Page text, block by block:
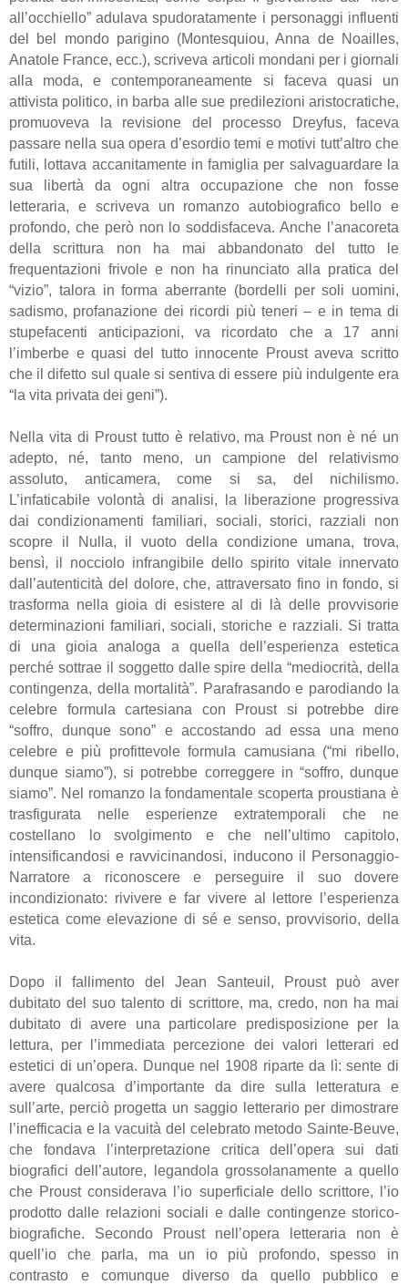
all’occhiello” adulava spudoratamente i personaggi influenti
del bel mondo parigino (Montesquiou, Anna de Noailles,
Anatole France, ecc.), scriveva articoli mondani per i giornali
alla moda, e contemporaneamente si faceva quasi un
attivista politico, in barba alle sue predilezioni aristocratiche,
promuoveva la revisione del processo Dreyfus, faceva
passare nella sua opera d’esordio temi e motivi tutt’altro che
futili, lottava accanitamente in famiglia per salvaguardare la
sua libertà da ogni altra occupazione che non fosse
letteraria, e scriveva un romanzo autobiografico bello e
profondo, che però non lo soddisfaceva. Anche l’anacoreta
della scrittura non ha mai abbandonato del tutto le
frequentazioni frivole e non ha rinunciato alla pratica del
“vizio”, talora in forma aberrante (bordelli per soli uomini,
sadismo, profanazione dei ricordi più teneri – e in tema di
stupefacenti anticipazioni, va ricordato che a 17 anni
l’imberbe e quasi del tutto innocente Proust aveva scritto
che il difetto sul quale si sentiva di essere più indulgente era
“la vita privata dei geni”).
Nella vita di Proust tutto è relativo, ma Proust non è né un
adepto, né, tanto meno, un campione del relativismo
assoluto, anticamera, come si sa, del nichilismo.
L’infaticabile volontà di analisi, la liberazione progressiva
dai condizionamenti familiari, sociali, storici, razziali non
scopre il Nulla, il vuoto della condizione umana, trova,
bensì, il nocciolo infrangibile dello spirito vitale innervato
dall’autenticità del dolore, che, attraversato fino in fondo, si
trasforma nella gioia di esistere al di là delle provvisorie
determinazioni familiari, sociali, storiche e razziali. Si tratta
di una gioia analoga a quella dell’esperienza estetica
perché sottrae il soggetto dalle spire della “mediocrità, della
contingenza, della mortalità”. Parafrasando e parodiando la
celebre formula cartesiana con Proust si potrebbe dire
“soffro, dunque sono” e accostando ad essa una meno
celebre e più profittevole formula camusiana (“mi ribello,
dunque siamo”), si potrebbe correggere in “soffro, dunque
siamo”. Nel romanzo la fondamentale scoperta proustiana è
trasfigurata nelle esperienze extratemporali che ne
costellano lo svolgimento e che nell’ultimo capitolo,
intensificandosi e ravvicinandosi, inducono il Personaggio-
Narratore a riconoscere e perseguire il suo dovere
incondizionato: rivivere e far vivere al lettore l’esperienza
estetica come elevazione di sé e senso, provvisorio, della
vita.
Dopo il fallimento del Jean Santeuil, Proust può aver
dubitato del suo talento di scrittore, ma, credo, non ha mai
dubitato di avere una particolare predisposizione per la
lettura, per l’immediata percezione dei valori letterari ed
estetici di un’opera. Dunque nel 1908 riparte da lì: sente di
avere qualcosa d’importante da dire sulla letteratura e
sull’arte, perciò progetta un saggio letterario per dimostrare
l’inefficacia e la vacuità del celebrato metodo Sainte-Beuve,
che fondava l’interpretazione critica dell’opera sui dati
biografici dell’autore, legandola grossolanamente a quello
che Proust considerava l’io superficiale dello scrittore, l’io
prodotto dalle relazioni sociali e dalle contingenze storico-
biografiche. Secondo Proust nell’opera letteraria non è
quell’io che parla, ma un io più profondo, spesso in
contrasto e comunque diverso da quello pubblico e